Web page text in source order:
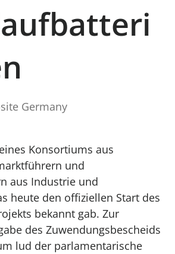
Germany
Konsortiums aus
und
aus Industrie und
heute den offiziellen Start des
bekannt gab. Zur
des Zuwendungsbescheids
lud der parlamentarische